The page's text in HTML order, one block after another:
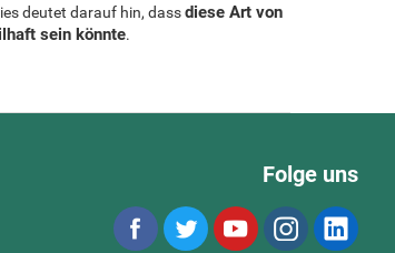
deutet darauf hin, dassdiese Art von
sein könnte.
Folge uns